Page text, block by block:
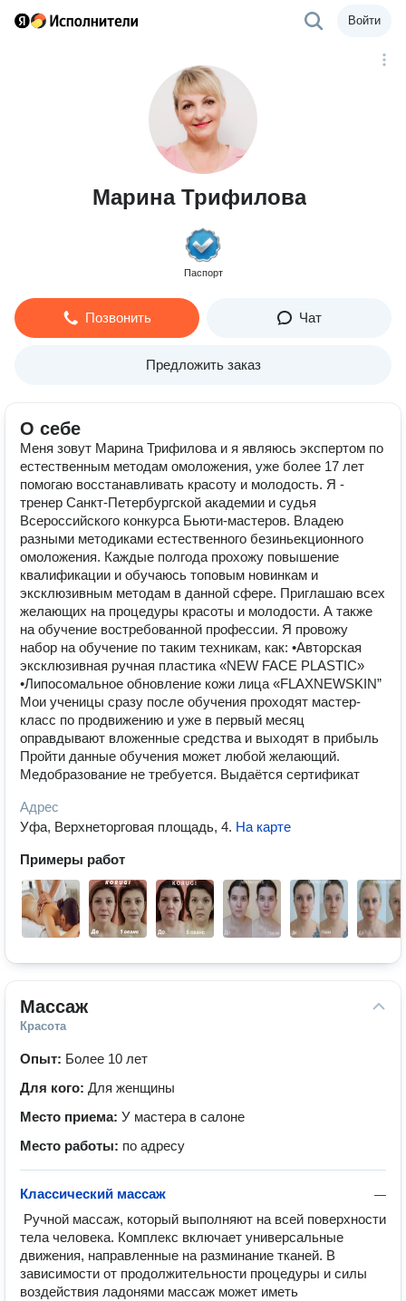
Войти
Марина Трифилова
Паспорт
Позвонить Чат
Предложить заказ
О себе
Меня зовут Марина Трифилова и я являюсь экспертом по
естественным методам омоложения, уже более 17 лет
помогаю восстанавливать красоту и молодость. Я -
тренер Санкт-Петербургской академии и судья
Всероссийского конкурса Бьюти-мастеров. Владею
разными методиками естественного безиньекционного
омоложения. Каждые полгода прохожу повышение
квалификации и обучаюсь топовым новинкам и
эксклюзивным методам в данной сфере. Приглашаю всех
желающих на процедуры красоты и молодости. А также
на обучение востребованной профессии. Я провожу
набор на обучение по таким техникам, как: •Авторская
эксклюзивная ручная пластика «NEW FACE PLASTIC»
•Липосомальное обновление кожи лица «FLAXNEWSKIN”
Мои ученицы сразу после обучения проходят мастер-
класс по продвижению и уже в первый месяц
оправдывают вложенные средства и выходят в прибыль
Пройти данные обучения может любой желающий.
Медобразование не требуется. Выдаётся сертификат
Адрес
Уфа, Верхнеторговая площадь, 4. На карте
Примеры работ
Массаж
Красота
Опыт: Более 10 лет
Для кого: Для женщины
Место приема: У мастера в салоне
Место работы: по адресу
—
Классический массаж
тела человека. Комплекс включает универсальные
движения, направленные на разминание тканей. В
зависимости от продолжительности процедуры и силы
воздействия ладонями массаж может иметь